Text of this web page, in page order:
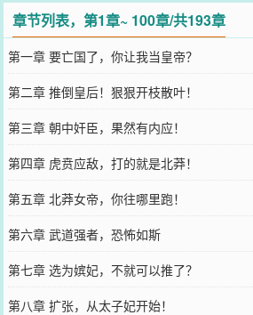
章节列表，第1章~ 100章/共193章
第一章 要亡国了，你让我当皇帝？
第二章 推倒皇后！狠狠开枝散叶！
第三章 朝中奸臣，果然有内应！
第四章 虎贲应敌，打的就是北莽！
第五章 北莽女帝，你往哪里跑！
第六章 武道强者，恐怖如斯
第七章 选为嫔妃，不就可以推了？
第八章 扩张，从太子妃开始！